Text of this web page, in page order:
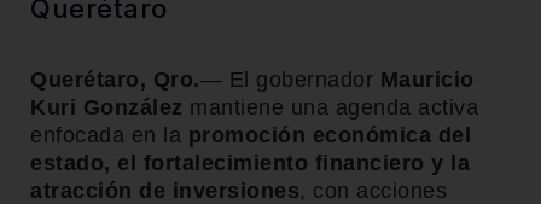
Querétaro
Querétaro, Qro.— El gobernador Mauricio
Kuri González mantiene una agenda activa
enfocada en la promoción económica del
estado, el fortalecimiento financiero y la
atracción de inversiones, con acciones